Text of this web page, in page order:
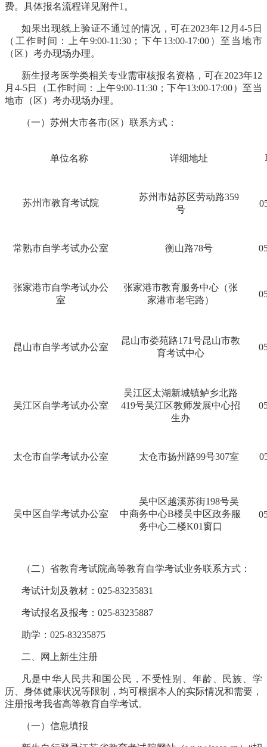
费。具体报名流程详见附件1。
如果出现线上验证不通过的情况，可在2023年12 月4-5日
（工作时间：上午9:00-11:30；下午13:00-17:00）至当地市
（区）考办现场办理。
新生报考医学类相关专业需审核报名资格，可在2023年12
月 4-5日（工作时间：上午9:00-11:30；下午13:00-17:00）至当
地市（区）考办现场办理。
（一） 苏州大市各市(区）联系方式：
单位名称 详细地址
苏州市教育考试院
苏州市姑苏区劳动路359
号
常熟市自学考试办公室 衡山路78号
张家港市自学考试办公
室
张家港市教育服务中心（张
家港市老宅路）
昆山市自学考试办公室
昆山市娄苑路171号昆山市教
育考试中心
吴江区自学考试办公室
吴江区太湖新城镇鲈乡北路
419号吴江区教师发展中心招
生办
太仓市自学考试办公室 太仓市扬州路99号307室
吴中区自学考试办公室
吴中区越溪苏街198号吴
中商务中心B楼吴中区政务服
务中心二楼K01窗口
（二） 省教育考试院高等教育自学考试业务联系方式：
考试计划及教材： 025-83235831
考试报名及报考： 025-83235887
助学： 025-83235875
二、网上新生注册
凡是中华人民共和国公民，不受性别、年龄、民族、学
历、身体健康状况等限制，均可根据本人的实际情况和需要，
注册报考我省高等教育自学考试。
（一）信息填报